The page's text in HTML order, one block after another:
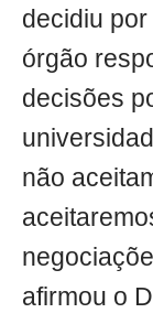
decidiu
órgão
decisões
não
afirmou o